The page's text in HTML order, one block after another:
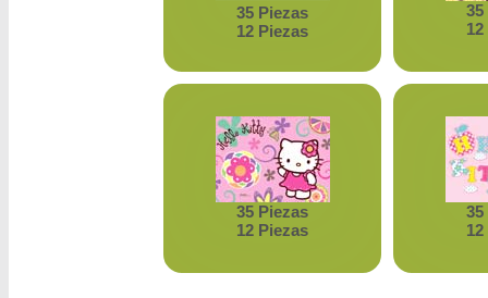
35 Piezas
12 Piezas
35
35 Piezas
12 Piezas
35